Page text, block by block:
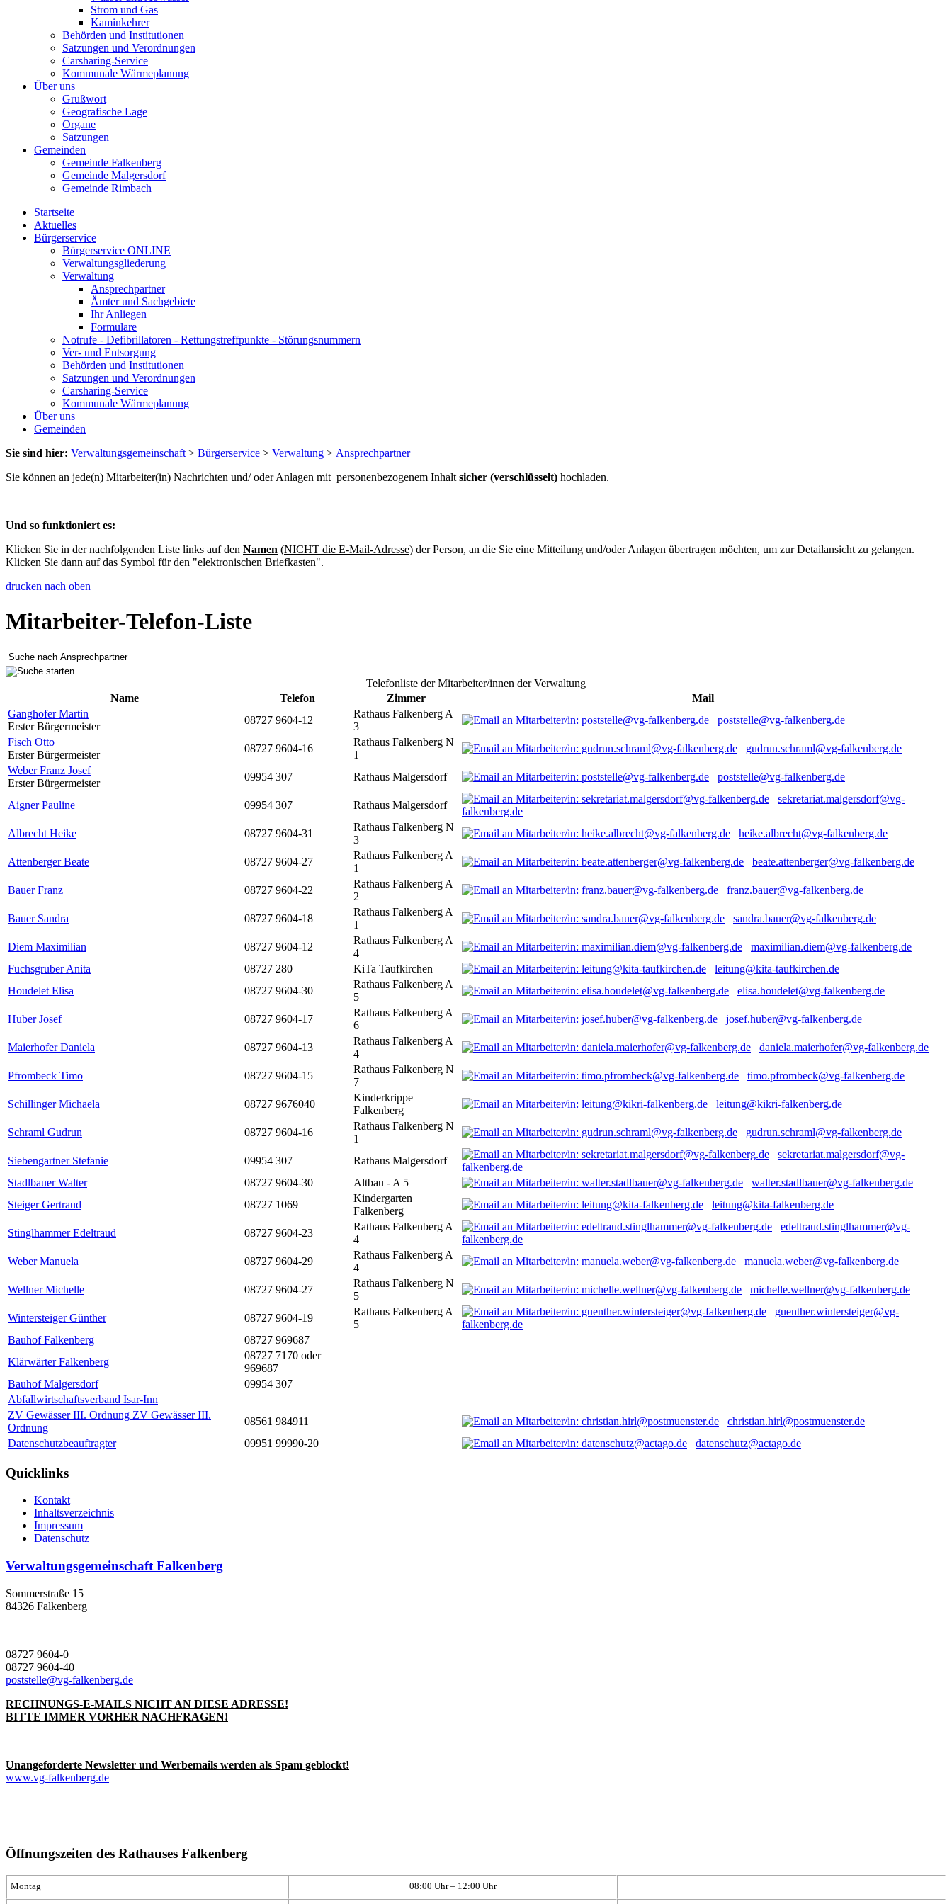
Strom und Gas
Kaminkehrer
Behörden und Institutionen
Satzungen und Verordnungen
Carsharing-Service
Kommunale Wärmeplanung
Über uns
Grußwort
Geografische Lage
Organe
Satzungen
Gemeinden
Gemeinde Falkenberg
Gemeinde Malgersdorf
Gemeinde Rimbach
Startseite
Aktuelles
Bürgerservice
Bürgerservice ONLINE
Verwaltungsgliederung
Verwaltung
Ansprechpartner
Ämter und Sachgebiete
Ihr Anliegen
Formulare
Notrufe - Defibrillatoren - Rettungstreffpunkte - Störungsnummern
Ver- und Entsorgung
Behörden und Institutionen
Satzungen und Verordnungen
Carsharing-Service
Kommunale Wärmeplanung
Über uns
Gemeinden
Sie sind hier: Verwaltungsgemeinschaft > Bürgerservice > Verwaltung > Ansprechpartner
Sie können an jede(n) Mitarbeiter(in) Nachrichten und/ oder Anlagen mit personenbezogenem Inhalt sicher (verschlüsselt) hochladen.
Und so funktioniert es:
Klicken Sie in der nachfolgenden Liste links auf den Namen (NICHT die E-Mail-Adresse) der Person, an die Sie eine Mitteilung und/oder Anlagen übertragen möchten, um zur Detailansicht zu gelangen.
Klicken Sie dann auf das Symbol für den "elektronischen Briefkasten".
drucken nach oben
Mitarbeiter-Telefon-Liste
Telefonliste der Mitarbeiter/innen der Verwaltung
Name
Telefon Zimmer
Mail
Ganghofer Martin
Erster Bürgermeister
08727 9604-12
Rathaus Falkenberg A
3
poststelle@vg-falkenberg.de
Fisch Otto
Erster Bürgermeister
08727 9604-16
Rathaus Falkenberg N
1
gudrun.schraml@vg-falkenberg.de
Weber Franz Josef
Erster Bürgermeister
09954 307 Rathaus Malgersdorf poststelle@vg-falkenberg.de
Aigner Pauline 09954 307 Rathaus Malgersdorf
sekretariat.malgersdorf@vg-
falkenberg.de
Albrecht Heike
08727 9604-31
Rathaus Falkenberg N
3
heike.albrecht@vg-falkenberg.de
Attenberger Beate 08727 9604-27
Rathaus Falkenberg A
1
beate.attenberger@vg-falkenberg.de
Bauer Franz 08727 9604-22
Rathaus Falkenberg A
2
franz.bauer@vg-falkenberg.de
Bauer Sandra 08727 9604-18
Rathaus Falkenberg A
1
sandra.bauer@vg-falkenberg.de
Diem Maximilian 08727 9604-12
Rathaus Falkenberg A
4
maximilian.diem@vg-falkenberg.de
Fuchsgruber Anita
08727 280 KiTa Taufkirchen
leitung@kita-taufkirchen.de
Houdelet Elisa
08727 9604-30
Rathaus Falkenberg A
5
elisa.houdelet@vg-falkenberg.de
Huber Josef 08727 9604-17
Rathaus Falkenberg A
6
josef.huber@vg-falkenberg.de
Maierhofer Daniela 08727 9604-13
Rathaus Falkenberg A
4
daniela.maierhofer@vg-falkenberg.de
Pfrombeck Timo 08727 9604-15
Rathaus Falkenberg N
7
timo.pfrombeck@vg-falkenberg.de
Schillinger Michaela 08727 9676040
Kinderkrippe
Falkenberg
leitung@kikri-falkenberg.de
Schraml Gudrun 08727 9604-16
Rathaus Falkenberg N
1
gudrun.schraml@vg-falkenberg.de
Siebengartner Stefanie 09954 307 Rathaus Malgersdorf
sekretariat.malgersdorf@vg-
falkenberg.de
Stadlbauer Walter
08727 9604-30 Altbau - A 5
walter.stadlbauer@vg-falkenberg.de
Steiger Gertraud
08727 1069
Kindergarten
Falkenberg
leitung@kita-falkenberg.de
Stinglhammer Edeltraud 08727 9604-23
Rathaus Falkenberg A
4
edeltraud.stinglhammer@vg-
falkenberg.de
Weber Manuela
08727 9604-29
Rathaus Falkenberg A
4
manuela.weber@vg-falkenberg.de
Wellner Michelle 08727 9604-27
Rathaus Falkenberg N
5
michelle.wellner@vg-falkenberg.de
Wintersteiger Günther 08727 9604-19
Rathaus Falkenberg A
5
guenther.wintersteiger@vg-
falkenberg.de
Bauhof Falkenberg
08727 969687
Klärwärter Falkenberg
08727 7170 oder
969687
Bauhof Malgersdorf
09954 307
Abfallwirtschaftsverband Isar-Inn
ZV Gewässer III. Ordnung ZV Gewässer III.
Ordnung
08561 984911
christian.hirl@postmuenster.de
Datenschutzbeauftragter
09951 99990-20 datenschutz@actago.de
Quicklinks
Kontakt
Inhaltsverzeichnis
Impressum
Datenschutz
Verwaltungsgemeinschaft Falkenberg
Sommerstraße 15
84326 Falkenberg
08727 9604-0
08727 9604-40
poststelle@vg-falkenberg.de
RECHNUNGS-E-MAILS NICHT AN DIESE ADRESSE!
BITTE IMMER VORHER NACHFRAGEN!
Unangeforderte Newsletter und Werbemails werden als Spam geblockt!
www.vg-falkenberg.de
Öffnungszeiten des Rathauses Falkenberg
Montag 08:00 Uhr – 12:00 Uhr